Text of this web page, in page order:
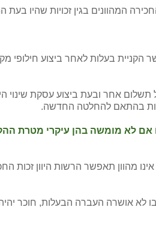
בעלות לאחר ביצוע חילופי
ושילם דמי חכירה שנתיים או כל תשלום אחר ובעת
בהתאם להחלטה החדשה.
כי במידה והסכם החכירה אינו מהוון תאפשר
לא אושרה העברה הבעלות, חוכר